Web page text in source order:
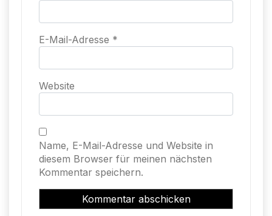
E-Mail-Adresse *
Website
Name, E-Mail-Adresse und Website in
diesem Browser für meinen nächsten
Kommentar speichern.